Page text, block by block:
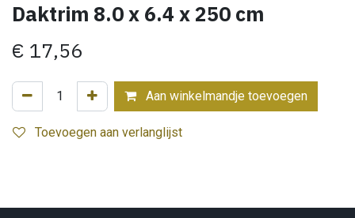
Daktrim 8.0 x 6.4 x 250 cm
€ 17,56
Aan winkelmandje toevoegen
Toevoegen aan verlanglijst